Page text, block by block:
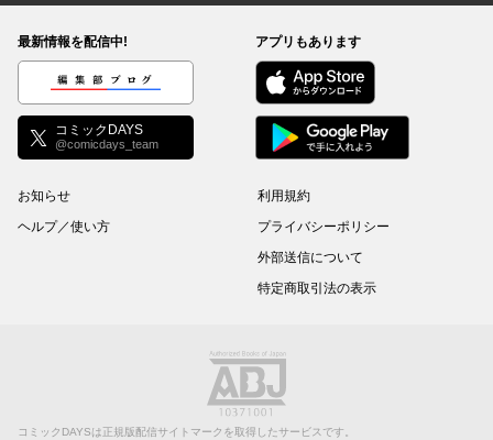
最新情報を配信中!
編集部ブログ
コミックDAYS
@comicdays_team
アプリもあります
お知らせ
ヘルプ／使い方
利用規約
プライバシーポリシー
外部送信について
特定商取引法の表示
コミックDAYSは正規版配信サイトマークを取得したサービスです。